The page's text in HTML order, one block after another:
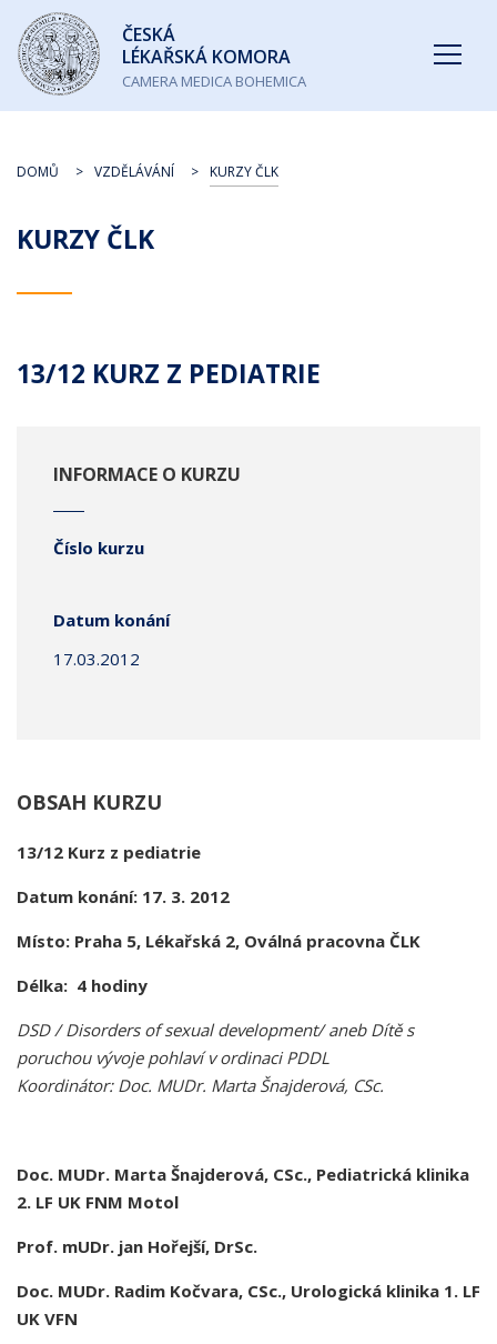
Česká
lékařská
komora
ČESKÁ
LÉKAŘSKÁ KOMORA
CAMERA MEDICA BOHEMICA
KURZY ČLK
DOMŮ VZDĚLÁVÁNÍ KURZY ČLK
13/12 KURZ Z PEDIATRIE
INFORMACE O KURZU
Číslo kurzu
Datum konání
17.03.2012
OBSAH KURZU
13/12 Kurz z pediatrie
Datum konání: 17. 3. 2012
Místo: Praha 5, Lékařská 2, Oválná pracovna ČLK
Délka: 4 hodiny
DSD / Disorders of sexual development/ aneb Dítě s
poruchou vývoje pohlaví v ordinaci PDDL
Koordinátor: Doc. MUDr. Marta Šnajderová, CSc.
Doc. MUDr. Marta Šnajderová, CSc., Pediatrická klinika
2. LF UK FNM Motol
Prof. mUDr. jan Hořejší, DrSc.
Doc. MUDr. Radim Kočvara, CSc., Urologická klinika 1. LF
UK VFN